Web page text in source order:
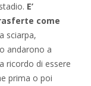
E’
come
sciarpa,
andarono a
ricordo di essere
prima o poi